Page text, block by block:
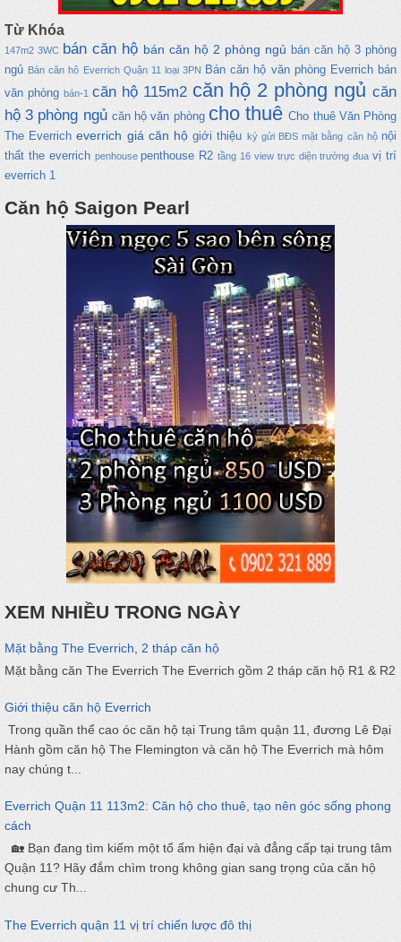
Từ Khóa
147m2 3WC bán căn hộ bán căn hộ 2 phòng ngủ bán căn hộ 3 phòng
ngủ Bán căn hô Everrich Quận 11 loại 3PN Bán căn hộ văn phòng Everrich bán
văn phòng bán-1 căn hộ 115m2 căn hộ 2 phòng ngủ căn
hộ 3 phòng ngủ căn hộ văn phòng cho thuê Cho thuê Văn Phòng
The Everrich everrich giá căn hộ giới thiệu ký gửi BĐS mặt bằng căn hộ nội
thất the everrich penhouse penthouse R2 tầng 16 view trực diện trường đua vị trí
everrich 1
Căn hộ Saigon Pearl
XEM NHIỀU TRONG NGÀY
Mặt bằng The Everrich, 2 tháp căn hộ
Mặt bằng căn The Everrich The Everrich gồm 2 tháp căn hộ R1 & R2
Giới thiệu căn hộ Everrich
Trong quần thể cao óc căn hộ tại Trung tâm quận 11, đương Lê Đại
Hành gồm căn hộ The Flemington và căn hộ The Everrich mà hôm
nay chúng t...
Everrich Quận 11 113m2: Căn hộ cho thuê, tạo nên góc sống phong
cách
🏡 Bạn đang tìm kiếm một tổ ấm hiện đại và đẳng cấp tại trung tâm
Quận 11? Hãy đắm chìm trong không gian sang trọng của căn hộ
chung cư Th...
The Everrich quận 11 vị trí chiến lược đô thị